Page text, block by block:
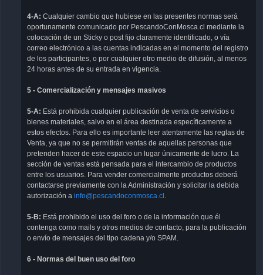
4-A: Cualquier cambio que hubiese en las presentes normas será
oportunamente comunicado por PescandoConMosca.cl mediante la
colocación de un Sticky o post fijo claramente identificado, o vía
correo electrónico a las cuentas indicadas en el momento del registro
de los participantes, o por cualquier otro medio de difusión, al menos
24 horas antes de su entrada en vigencia.
5 - Comercialización y mensajes masivos
5-A: Está prohibida cualquier publicación de venta de servicios o
bienes materiales, salvo en el área destinada específicamente a
estos efectos. Para ello es importante leer atentamente las reglas de
Venta, ya que no se permitirán ventas de aquellas personas que
pretenden hacer de este espacio un lugar únicamente de lucro. La
sección de ventas está pensada para el intercambio de productos
entre los usuarios. Para vender comercialmente productos deberá
contactarse previamente con la Administración y solicitar la debida
autorización a info@pescandoconmosca.cl.
5-B: Está prohibido el uso del foro o de la información que él
contenga como mails y otros medios de contacto, para la publicación
o envío de mensajes del tipo cadena y/o SPAM.
6 - Normas del buen uso del foro